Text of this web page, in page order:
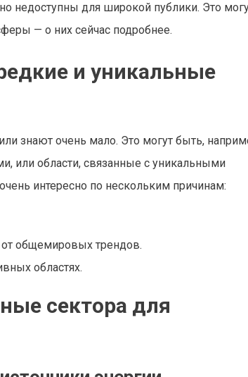
недоступны для широкой публики. Это
— о них сейчас подробнее.
и уникальные
знают очень мало. Это могут быть,
или области, связанные с уникальными
интересно по нескольким причинам:
от общемировых трендов.
областях.
сектора для